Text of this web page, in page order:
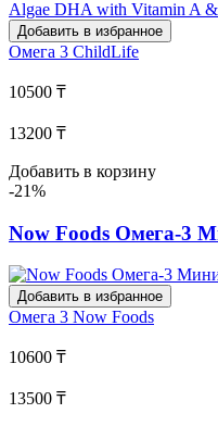
Добавить в избранное
Омега 3 ChildLife
10500 ₸
13200 ₸
Добавить в корзину
-21%
Now Foods Омега-3
Добавить в избранное
Омега 3 Now Foods
10600 ₸
13500 ₸